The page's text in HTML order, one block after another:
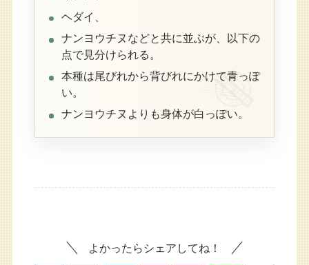
ヘダイ、
ナンヨウチヌなどと共に並ぶが、以下の
点で見分けられる。
本種は尾びれから背びれにかけて青っぽ
い。
ナンヨウチヌよりも身体が白っぽい。
よかったらシェアしてね！